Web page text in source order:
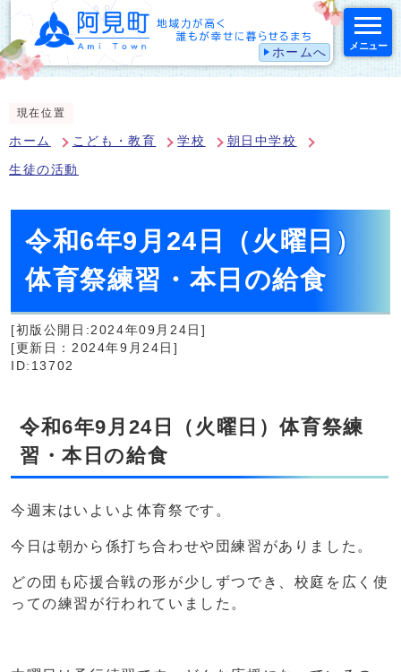
ホームへ メニュー
現在位置
ホーム こども・教育 学校 朝日中学校
生徒の活動
令和6年9月24日（火曜日）
体育祭練習・本日の給食
[初版公開日:2024年09月24日]
[更新日：2024年9月24日]
ID:13702
令和6年9月24日（火曜日）体育祭練
習・本日の給食
今週末はいよいよ体育祭です。
今日は朝から係打ち合わせや団練習がありました。
どの団も応援合戦の形が少しずつでき、校庭を広く使
っての練習が行われていました。